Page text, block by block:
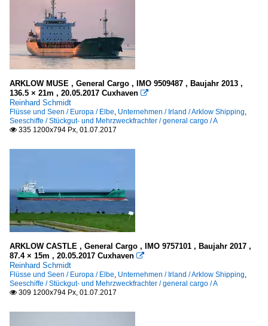
ARKLOW MUSE , General Cargo , IMO 9509487 , Baujahr 2013 ,
136.5 × 21m , 20.05.2017 Cuxhaven 
Reinhard Schmidt
Flüsse und Seen / Europa / Elbe, Unternehmen / Irland / Arklow Shipping,
Seeschiffe / Stückgut- und Mehrzweckfrachter / general cargo / A
 335 1200x794 Px, 01.07.2017
ARKLOW CASTLE , General Cargo , IMO 9757101 , Baujahr 2017 ,
87.4 × 15m , 20.05.2017 Cuxhaven 
Reinhard Schmidt
Flüsse und Seen / Europa / Elbe, Unternehmen / Irland / Arklow Shipping,
Seeschiffe / Stückgut- und Mehrzweckfrachter / general cargo / A
 309 1200x794 Px, 01.07.2017